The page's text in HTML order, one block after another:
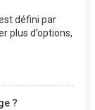
défini par
plus d’options,
?